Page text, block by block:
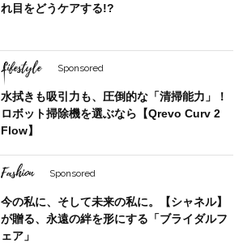
れ目をどうケアする!?
Lifestyle Sponsored
水拭きも吸引力も、圧倒的な「清掃能力」！
ロボット掃除機を選ぶなら【Qrevo Curv 2
Flow】
Fashion Sponsored
今の私に、そして未来の私に。【シャネル】
が贈る、永遠の絆を形にする「ブライダルフ
ェア」